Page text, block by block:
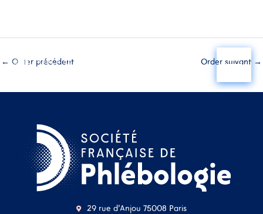
← Order précédent Order suivant →
29 rue d'Anjou 75008 Paris